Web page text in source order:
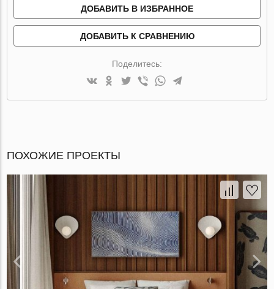
ДОБАВИТЬ В ИЗБРАННОЕ
ДОБАВИТЬ К СРАВНЕНИЮ
Поделитесь:
ПОХОЖИЕ ПРОЕКТЫ